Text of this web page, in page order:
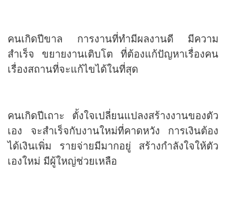
คนเกิดปีขาล การงานที่ทำมีผลงานดี มีความ
สำเร็จ ขยายงานเติบโต ที่ต้องแก้ปัญหาเรื่องคน
เรื่องสถานที่จะแก้ไขได้ในที่สุด
คนเกิดปีเถาะ ตั้งใจเปลี่ยนแปลงสร้างงานของตัว
เอง จะสำเร็จกับงานใหม่ที่คาดหวัง การเงินต้อง
ได้เงินเพิ่ม รายจ่ายมีมากอยู่ สร้างกำลังใจให้ตัว
เองใหม่ มีผู้ใหญ่ช่วยเหลือ